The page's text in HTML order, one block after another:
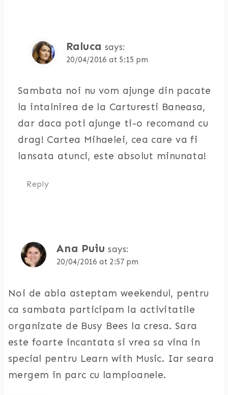
Raluca says:
20/04/2016 at 5:15 pm
Sambata noi nu vom ajunge din pacate
la intalnirea de la Carturesti Baneasa,
dar daca poti ajunge ti-o recomand cu
drag! Cartea Mihaelei, cea care va fi
lansata atunci, este absolut minunata!
Reply
Ana Puiu says:
20/04/2016 at 2:57 pm
Noi de abia asteptam weekendul, pentru
ca sambata participam la activitatile
organizate de Busy Bees la cresa. Sara
este foarte incantata si vrea sa vina in
special pentru Learn with Music. Iar seara
mergem in parc cu lampioanele.